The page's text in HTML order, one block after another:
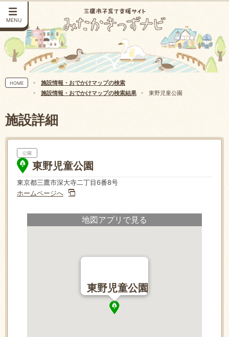
MENU
HOME
施設情報・おでかけマップの検索
施設情報・おでかけマップの検索結果
東野児童公園
施設詳細
公園
東野児童公園
東京都三鷹市深大寺二丁目6番8号
ホームページへ
地図アプリで見る
東野児童公園